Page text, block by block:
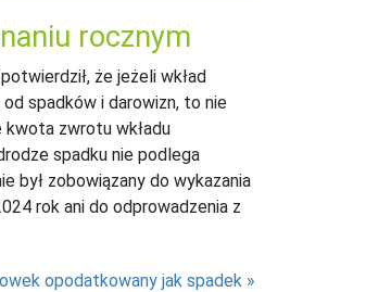
rocznym
że jeżeli wkład
spadków i darowizn, to nie
zwrotu wkładu
spadku nie podlega
był zobowiązany do wykazania
rok ani do odprowadzenia z
opodatkowany jak spadek